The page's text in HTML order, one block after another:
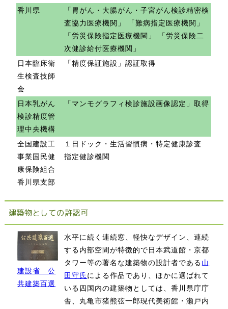
香川県
「胃がん・大腸がん・子宮がん検診精密検
査協力医療機関」 「難病指定医療機関」
「労災保険指定医療機関」 「労災保険二
次健診給付医療機関」
日本臨床衛
生検査技師
会
「精度保証施設」認証取得
日本乳がん
検診精度管
理中央機構
「マンモグラフィ検診施設画像認定」取得
全国建設工
事業国民健
康保険組合
香川県支部
１日ドック・生活習慣病・特定健康診査
指定健診機関
建築物としての許認可
建設省 公
共建築百選
水平に続く連続窓、軽快なデザイン、連続
する内部空間が特徴的で日本武道館・京都
タワー等の著名な建築物の設計者である山
田守氏による作品であり、ほかに選ばれて
いる四国内の建築物としては、香川県庁庁
舎、丸亀市猪熊弦一郎現代美術館・瀬戸内